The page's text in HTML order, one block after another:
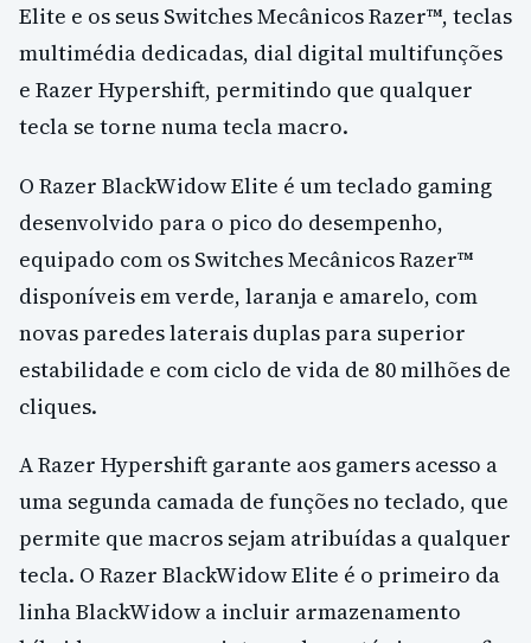
Elite e os seus Switches Mecânicos Razer™, teclas
multimédia dedicadas, dial digital multifunções
e Razer Hypershift, permitindo que qualquer
tecla se torne numa tecla macro.
O Razer BlackWidow Elite é um teclado gaming
desenvolvido para o pico do desempenho,
equipado com os Switches Mecânicos Razer™
disponíveis em verde, laranja e amarelo, com
novas paredes laterais duplas para superior
estabilidade e com ciclo de vida de 80 milhões de
cliques.
A Razer Hypershift garante aos gamers acesso a
uma segunda camada de funções no teclado, que
permite que macros sejam atribuídas a qualquer
tecla. O Razer BlackWidow Elite é o primeiro da
linha BlackWidow a incluir armazenamento